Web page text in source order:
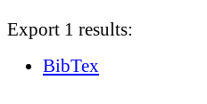
Export 1 results:
BibTex